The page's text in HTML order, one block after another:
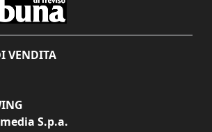
VENDITA
S.p.a.